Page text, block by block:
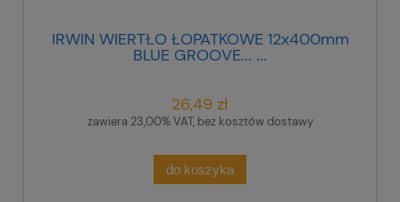
IRWIN WIERTŁO ŁOPATKOWE 12x400mm
BLUE GROOVE... ...
26,49 zł
zawiera 23,00% VAT, bez kosztów dostawy
do koszyka